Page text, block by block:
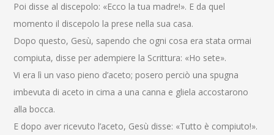
Poi disse al discepolo: «Ecco la tua madre!». E da quel
momento il discepolo la prese nella sua casa.
Dopo questo, Gesù, sapendo che ogni cosa era stata ormai
compiuta, disse per adempiere la Scrittura: «Ho sete».
Vi era lì un vaso pieno d’aceto; posero perciò una spugna
imbevuta di aceto in cima a una canna e gliela accostarono
alla bocca.
E dopo aver ricevuto l’aceto, Gesù disse: «Tutto è compiuto!».